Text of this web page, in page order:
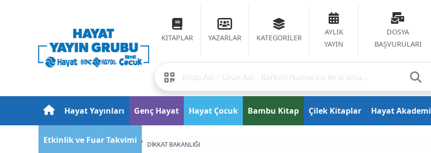
KİTAPLAR YAZARLAR KATEGORİLER
AYLIK
YAYIN
DOSYA
BAŞVURULARI
Hayat Yayınları Genç Hayat Hayat Çocuk Bambu Kitap Çilek Kitaplar Hayat Akademi
Etkinlik ve Fuar Takvimi
Anasayfa Gençlik DİKKAT BAKANLIĞI